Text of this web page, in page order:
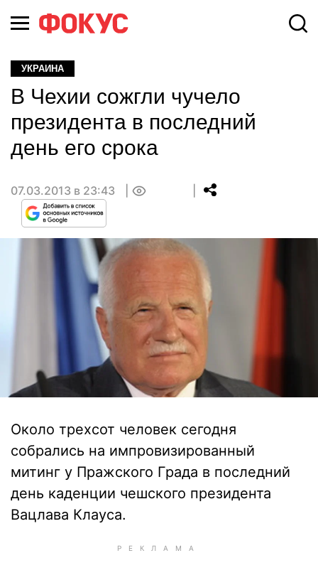
УКРАИНА
В Чехии сожгли чучело
президента в последний
день его срока
07.03.2013 в 23:43
Около трехсот человек сегодня
собрались на импровизированный
митинг у Пражского Града в последний
день каденции чешского президента
Вацлава Клауса.